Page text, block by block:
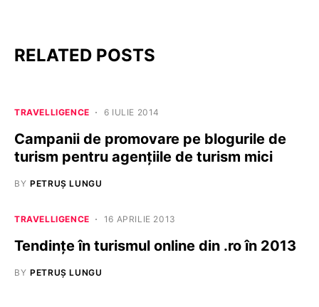
RELATED POSTS
TRAVELLIGENCE 6 IULIE 2014
Campanii de promovare pe blogurile de
turism pentru agențiile de turism mici
BY PETRUȘ LUNGU
TRAVELLIGENCE 16 APRILIE 2013
Tendințe în turismul online din .ro în 2013
BY PETRUȘ LUNGU